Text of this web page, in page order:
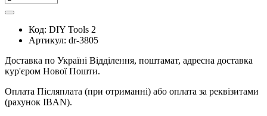
Код: DIY Tools 2
Артикул: dr-3805
Доставка по Україні Відділення, поштамат, адресна доставка
кур'єром Нової Пошти.
Оплата Післяплата (при отриманні) або оплата за реквізитами
(рахунок IBAN).